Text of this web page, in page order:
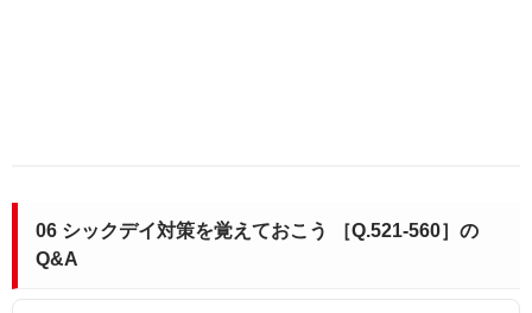
06 シックデイ対策を覚えておこう ［Q.521-560］の
Q&A